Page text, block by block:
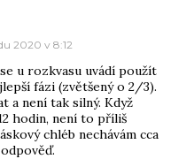
2020 v 8:12
u rozkvasu uvádí použít
fázi (zvětšený o 2/3).
a není tak silný. Když
hodin, není to příliš
chléb nechávám cca